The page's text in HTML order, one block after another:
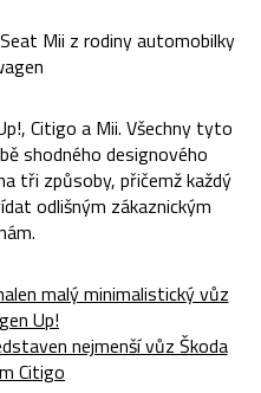
Mii z rodiny automobilky
Citigo a Mii. Všechny tyto
shodného designového
tři způsoby, přičemž každý
odlišným zákaznickým
malý minimalistický vůz
Up!
nejmenší vůz Škoda
Citigo